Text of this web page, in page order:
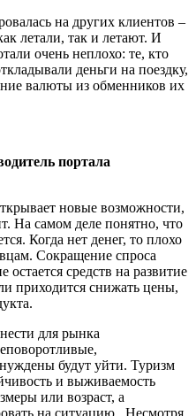
на других клиентов –
летали, так и летают. И
очень неплохо: те, кто
деньги на поездку,
валюты из обменников их
портала
новые возможности,
На самом деле понятно, что
Когда нет денег, то плохо
Сокращение спроса
средств на развитие
приходится снижать цены,
для рынка
будут уйти. Туризм
и выживаемость
или возраст, а
на ситуацию.
Несмотря